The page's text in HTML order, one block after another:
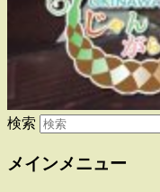
検索
メインメニュー